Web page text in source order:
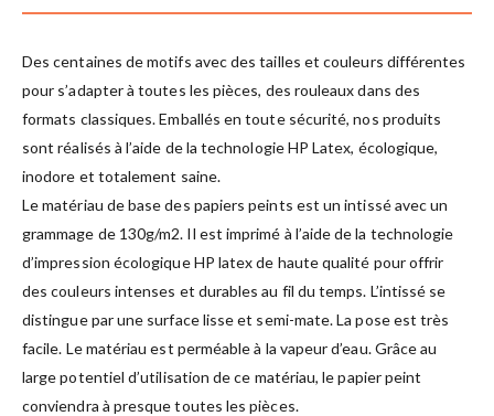
Des centaines de motifs avec des tailles et couleurs différentes
pour s’adapter à toutes les pièces, des rouleaux dans des
formats classiques. Emballés en toute sécurité, nos produits
sont réalisés à l’aide de la technologie HP Latex, écologique,
inodore et totalement saine.
Le matériau de base des papiers peints est un intissé avec un
grammage de 130g/m2. Il est imprimé à l’aide de la technologie
d’impression écologique HP latex de haute qualité pour offrir
des couleurs intenses et durables au fil du temps. L’intissé se
distingue par une surface lisse et semi-mate. La pose est très
facile. Le matériau est perméable à la vapeur d’eau. Grâce au
large potentiel d’utilisation de ce matériau, le papier peint
conviendra à presque toutes les pièces.